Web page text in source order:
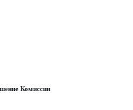
Комиссии